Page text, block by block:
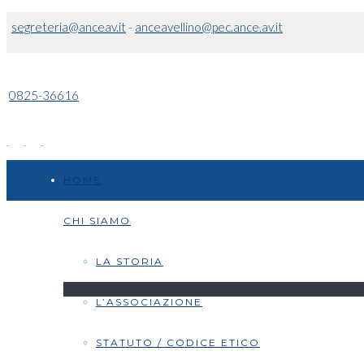
segreteria@anceav.it- anceavellino@pec.ance.av.it
0825-36616
CHI SIAMO
LA STORIA
L’ASSOCIAZIONE
STATUTO / CODICE ETICO